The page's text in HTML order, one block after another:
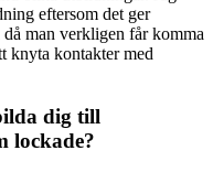
eftersom det ger
man verkligen får komma
knyta kontakter med
dig till
lockade?